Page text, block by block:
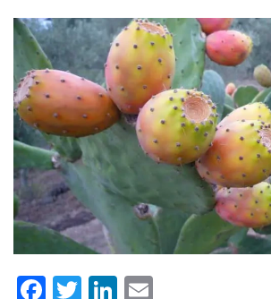
Facebook
TwitterLinkedIn